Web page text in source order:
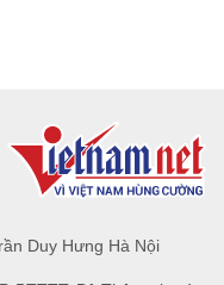
Duy Hưng Hà Nội